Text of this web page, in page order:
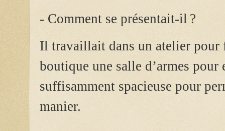
- Comment se présentait-il ?
Il travaillait dans un atelier
boutique une salle d’armes pour
suffisamment spacieuse pour
manier.